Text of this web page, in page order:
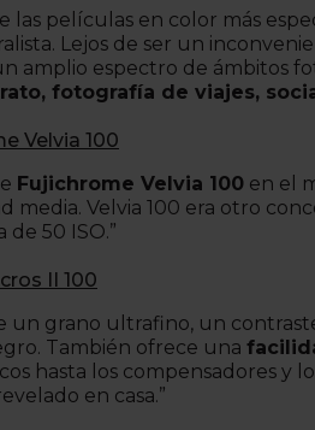
las películas en color más
Lejos de ser un
amplio espectro de ámbitos
fotografía de viajes,
Velvia 100
Fujichrome Velvia 100 en el
media. Velvia 100 era otro
50 ISO.”
II 100
un grano ultrafino, un
También ofrece una
hasta los compensadores y
en casa.”